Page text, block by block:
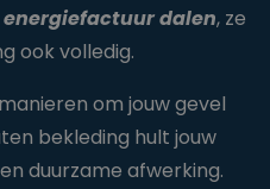
energiefactuur dalen, ze
ook volledig.
om jouw gevel
bekleding hult jouw
duurzame afwerking.